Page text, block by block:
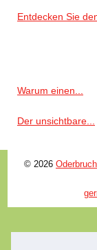
Entdecken Sie
Warum einen...
Der unsichtbare...
© 2026